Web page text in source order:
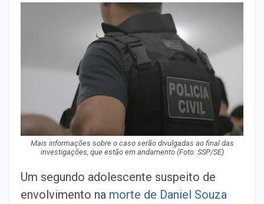
Mais informações sobre o caso serão divulgadas ao final das
investigações, que estão em andamento (Foto: SSP/SE)
Um segundo adolescente suspeito de
envolvimento na morte de Daniel Souza